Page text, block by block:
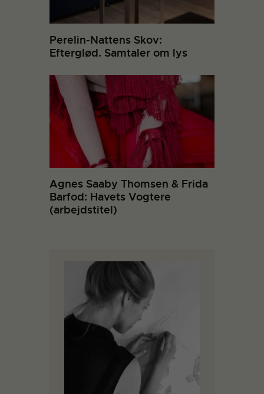
Perelin-Nattens Skov:
Efterglød. Samtaler om lys
Agnes Saaby Thomsen & Frida
Barfod: Havets Vogtere
(arbejdstitel)